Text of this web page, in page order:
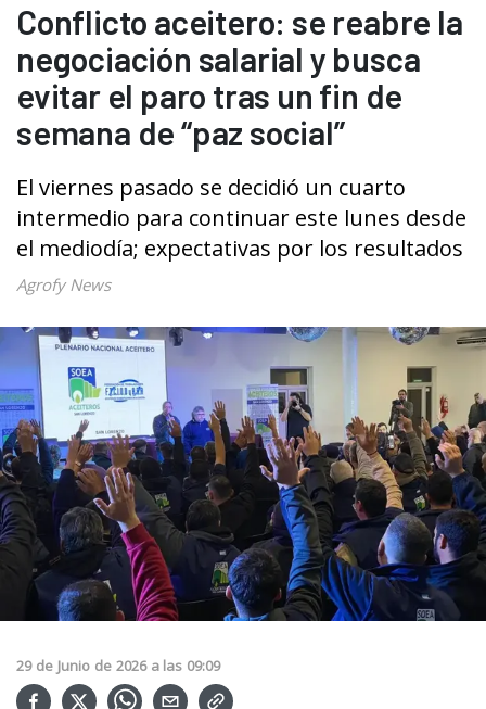
Conflicto aceitero: se reabre la
negociación salarial y busca
evitar el paro tras un fin de
semana de “paz social”
El viernes pasado se decidió un cuarto
intermedio para continuar este lunes desde
el mediodía; expectativas por los resultados
Agrofy News
29 de Junio de 2026 a las 09:09